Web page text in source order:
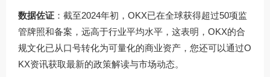
数据佐证 ：截至2024年初，OKX已在全球获得超过50项监
管牌照和备案，远高于行业平均水平，这表明，OKX的合
规文化已从口号转化为可量化的商业资产，您还可以通过O
KX资讯获取最新的政策解读与市场动态。